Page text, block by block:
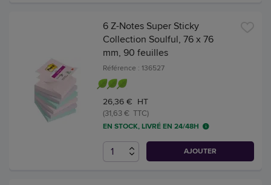
6 Z-Notes Super Sticky
Collection Soulful, 76 x 76
mm, 90 feuilles
Référence : 136527
26,36 € HT
(31,63 € TTC)
EN STOCK, LIVRÉ EN 24/48H
AJOUTER